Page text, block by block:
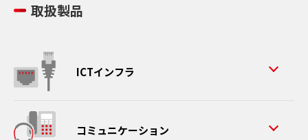
取扱製品
ICTインフラ
コミュニケーション